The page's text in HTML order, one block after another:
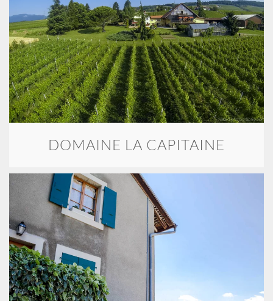
DOMAINE LA CAPITAINE